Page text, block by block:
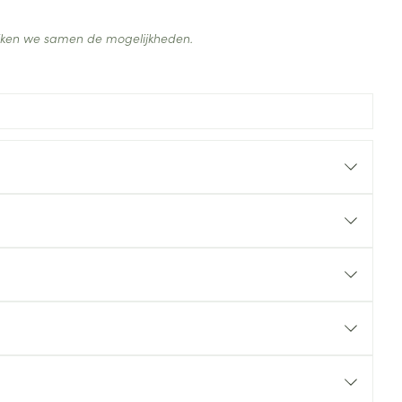
we samen de mogelijkheden.